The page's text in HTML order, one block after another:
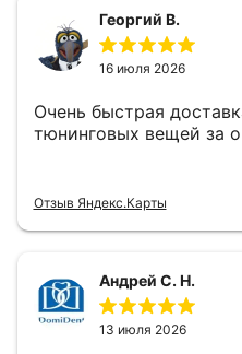
Георгий В.
16 июля 2026
Очень быстрая
тюнинговых вещей за
Отзыв Яндекс.Карты
Андрей С. Н.
13 июля 2026